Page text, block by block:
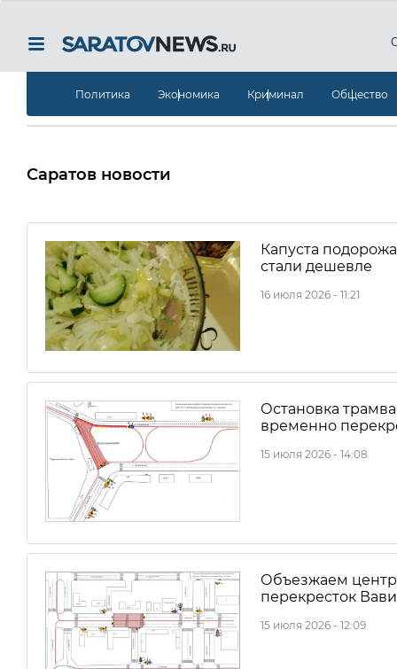
Политика Экономика Криминал Общество
Саратов новости
Капуста
стали дешевле
16 июля 2026 - 11:21
Остановка
временно
15 июля 2026 - 14:08
Объезжаем
перекресток
15 июля 2026 - 12:09